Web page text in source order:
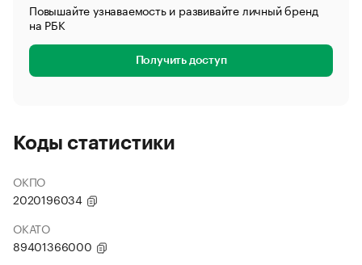
Повышайте узнаваемость и развивайте личный бренд
на РБК
Получить доступ
Коды статистики
ОКПО
2020196034
ОКАТО
89401366000